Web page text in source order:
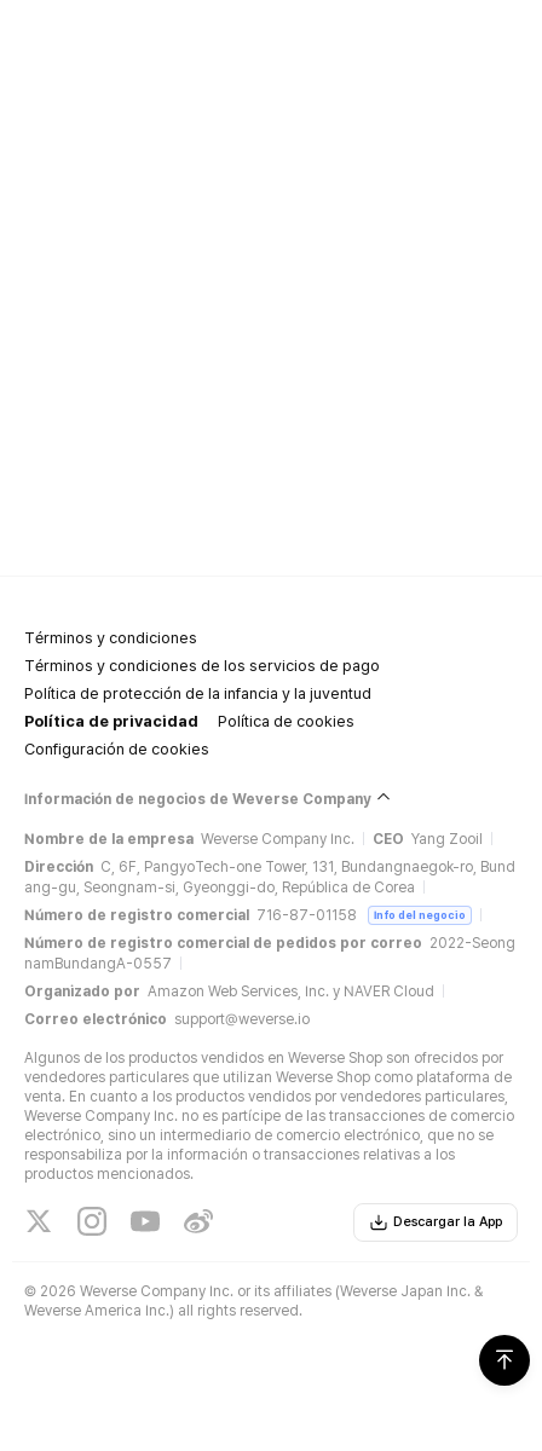
Términos y condiciones
Términos y condiciones de los servicios de pago
Política de protección de la infancia y la juventud
Política de privacidad
Política de cookies
Configuración de cookies
Información de negocios de Weverse Company
Nombre de la empresa Weverse Company Inc. CEO Yang Zooil
Dirección C, 6F, PangyoTech-one Tower, 131, Bundangnaegok-ro, Bund
ang-gu, Seongnam-si, Gyeonggi-do, República de Corea
Número de registro comercial
716-87-01158 Info del negocio
Número de registro comercial de pedidos por correo 2022-Seong
namBundangA-0557
Organizado por Amazon Web Services, Inc. y NAVER Cloud
Correo electrónico support@weverse.io
Algunos de los productos vendidos en Weverse Shop son ofrecidos por
vendedores particulares que utilizan Weverse Shop como plataforma de
venta. En cuanto a los productos vendidos por vendedores particulares,
Weverse Company Inc. no es partícipe de las transacciones de comercio
electrónico, sino un intermediario de comercio electrónico, que no se
responsabiliza por la información o transacciones relativas a los
productos mencionados.
Descargar la App
© 2026 Weverse Company Inc. or its affiliates (Weverse Japan Inc. &
Weverse America Inc.) all rights reserved.